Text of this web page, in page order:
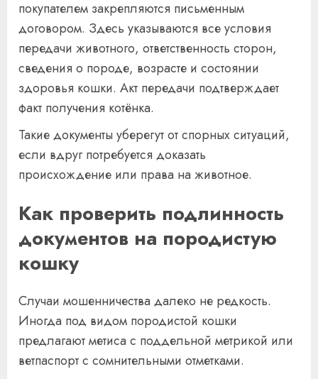
покупателем закрепляются письменным
договором. Здесь указываются все условия
передачи животного, ответственность сторон,
сведения о породе, возрасте и состоянии
здоровья кошки. Акт передачи подтверждает
факт получения котёнка.
Такие документы уберегут от спорных ситуаций,
если вдруг потребуется доказать
происхождение или права на животное.
Как проверить подлинность
документов на породистую
кошку
Случаи мошенничества далеко не редкость.
Иногда под видом породистой кошки
предлагают метиса с поддельной метрикой или
ветпаспорт с сомнительными отметками.